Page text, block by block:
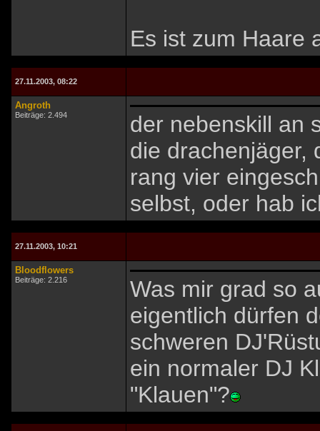
Es ist zum Haare
27.11.2003, 08:22
Angroth
Beiträge: 2.494
der nebenskill an
die drachenjäger,
rang vier
selbst, oder hab
27.11.2003, 10:21
Bloodflowers
Beiträge: 2.216
Was mir grad so
eigentlich dürfen
schweren
ein normaler DJ
"Klauen"?